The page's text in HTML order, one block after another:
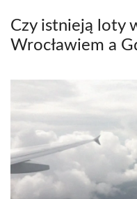
Czy istnieją loty
Wrocławiem a